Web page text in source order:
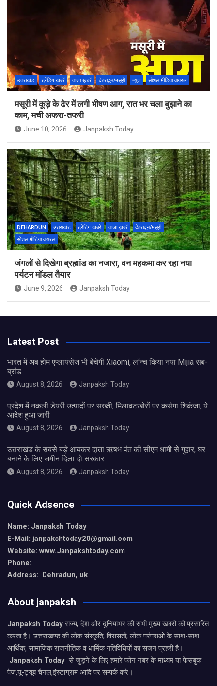
उत्तराखंड ट्रेंडिंग खबरें ताज़ा ख़बरें देहरादून/मसूरी न्यूज़ सोशल मीडिया वायरल
मसूरी में कूड़े के ढेर में लगी भीषण आग, रात भर चला बुझाने का
काम, मची अफरा-तफरी
June 10, 2026 Janpaksh Today
DEHARDUN उत्तराखंड ट्रेंडिंग खबरें ताज़ा ख़बरें
देहरादून/मसूरी
सोशल मीडिया वायरल
जंगलों से दिखेगा ब्रह्मांड का नजारा, वन महकमा कर रहा नया
पर्यटन मॉडल तैयार
June 9, 2026 Janpaksh Today
Latest Post
भारत में अब होम एप्लायंसेज भी बेचेगी Xiaomi, लॉन्च किया नया Mijia सब-
ब्रांड
August 8, 2026 Janpaksh Today
प्रदेश में नकली डेयरी उत्पादों पर सख्ती, मिलावटखोरों पर कसेगा शिकंजा, ये
आदेश हुआ जारी
August 8, 2026 Janpaksh Today
उत्तराखंड के सबसे बड़े आयकर दाता ऋषभ पंत की सीएम धामी से गुहार, घर
बनाने के लिए जमीन दिला दो सरकार
August 8, 2026 Janpaksh Today
Quick Adsence
Name: Janpaksh Today
E-Mail: janpakshtoday20@gmail.com
Website: www.Janpakshtoday.com
Phone:
Address: Dehradun, uk
About janpaksh
Janpaksh Todayराज्य, देश और दुनियाभर की सभी मुख्य खबरों को प्रसारित
करता है। उत्तराखण्ड की लोक संस्कृति, विरासतों, लोक परंपराओ के साथ-साथ
आर्थिक, सामाजिक राजनीतिक व धार्मिक गतिविधियों का सजग प्रहरी है।
Janpaksh Today से जुड़ने के लिए हमारे फोन नंबर के माध्यम या फेसबुक
पेज,यू-ट्यूब चैनल,इंस्टाग्राम आदि पर सम्पर्क करे।